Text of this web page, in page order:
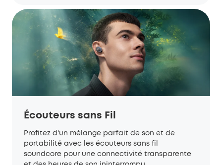
Écouteurs sans Fil
Profitez d'un mélange parfait de son et de
portabilité avec les écouteurs sans fil
soundcore pour une connectivité transparente